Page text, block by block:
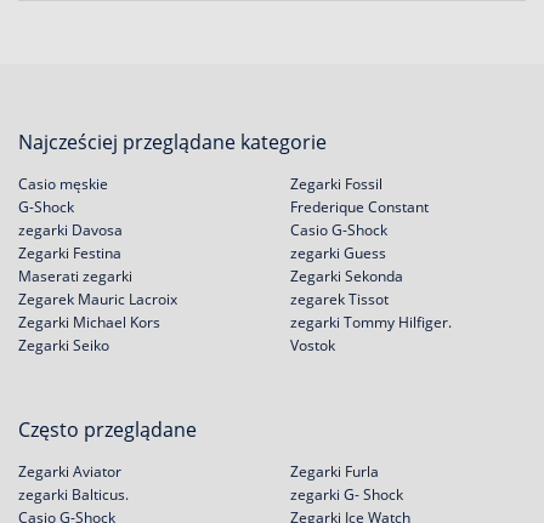
Najcześciej przeglądane kategorie
Casio męskie
G-Shock
zegarki Davosa
Zegarki Festina
Zegarki Fossil
Frederique Constant
Casio G-Shock
zegarki Guess
Maserati zegarki
Zegarek Mauric Lacroix
Zegarki Michael Kors
Zegarki Seiko
Zegarki Sekonda
zegarek Tissot
zegarki Tommy Hilfiger.
Vostok
Często przeglądane
Zegarki Aviator
zegarki Balticus.
Casio G-Shock
Zegarki Furla
zegarki G- Shock
Zegarki Ice Watch